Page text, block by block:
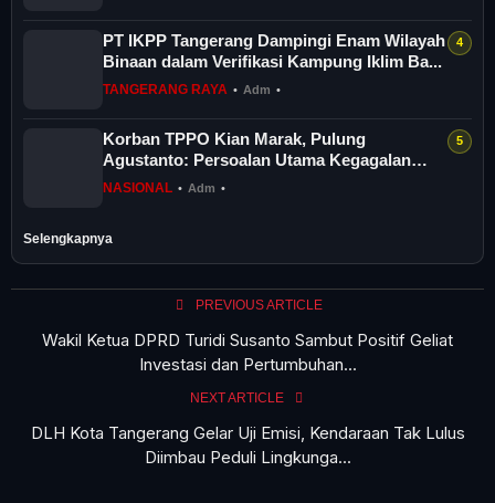
PT IKPP Tangerang Dampingi Enam Wilayah
Binaan dalam Verifikasi Kampung Iklim Ba...
TANGERANG RAYA • Adm •
Korban TPPO Kian Marak, Pulung
Agustanto: Persoalan Utama Kegagalan
Menciptakan...
NASIONAL • Adm •
Selengkapnya
PREVIOUS ARTICLE
Wakil Ketua DPRD Turidi Susanto Sambut Positif Geliat
Investasi dan Pertumbuhan...
NEXT ARTICLE
DLH Kota Tangerang Gelar Uji Emisi, Kendaraan Tak Lulus
Diimbau Peduli Lingkunga...